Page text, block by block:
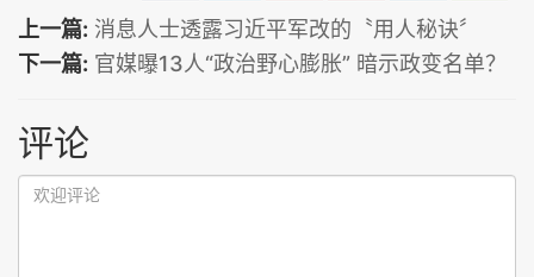
上一篇: 消息人士透露习近平军改的〝用人秘诀〞
下一篇: 官媒曝13人“政治野心膨胀” 暗示政变名单？
评论